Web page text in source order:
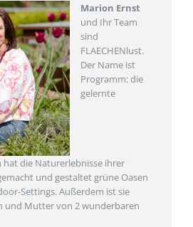
Marion Ernst
und Ihr Team
sind
FLAECHENlust.
Der Name ist
Programm: die
gelernte
die Naturerlebnisse ihrer
und gestaltet grüne Oasen
Settings. Außerdem ist sie
und Mutter von 2 wunderbaren